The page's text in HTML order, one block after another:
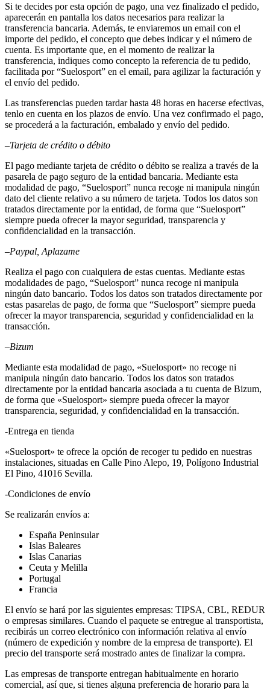
Si te decides por esta opción de pago, una vez finalizado el pedido,
aparecerán en pantalla los datos necesarios para realizar la
transferencia bancaria. Además, te enviaremos un email con el
importe del pedido, el concepto que debes indicar y el número de
cuenta. Es importante que, en el momento de realizar la
transferencia, indiques como concepto la referencia de tu pedido,
facilitada por “Suelosport” en el email, para agilizar la facturación y
el envío del pedido.
Las transferencias pueden tardar hasta 48 horas en hacerse efectivas,
tenlo en cuenta en los plazos de envío. Una vez confirmado el pago,
se procederá a la facturación, embalado y envío del pedido.
–Tarjeta de crédito o débito
El pago mediante tarjeta de crédito o débito se realiza a través de la
pasarela de pago seguro de la entidad bancaria. Mediante esta
modalidad de pago, “Suelosport” nunca recoge ni manipula ningún
dato del cliente relativo a su número de tarjeta. Todos los datos son
tratados directamente por la entidad, de forma que “Suelosport”
siempre pueda ofrecer la mayor seguridad, transparencia y
confidencialidad en la transacción.
–Paypal, Aplazame
Realiza el pago con cualquiera de estas cuentas. Mediante estas
modalidades de pago, “Suelosport” nunca recoge ni manipula
ningún dato bancario. Todos los datos son tratados directamente por
estas pasarelas de pago, de forma que “Suelosport” siempre pueda
ofrecer la mayor transparencia, seguridad y confidencialidad en la
transacción.
–Bizum
Mediante esta modalidad de pago, «Suelosport» no recoge ni
manipula ningún dato bancario. Todos los datos son tratados
directamente por la entidad bancaria asociada a tu cuenta de Bizum,
de forma que «Suelosport» siempre pueda ofrecer la mayor
transparencia, seguridad, y confidencialidad en la transacción.
-Entrega en tienda
«Suelosport» te ofrece la opción de recoger tu pedido en nuestras
instalaciones, situadas en Calle Pino Alepo, 19, Polígono Industrial
El Pino, 41016 Sevilla.
-Condiciones de envío
Se realizarán envíos a:
España Peninsular
Islas Baleares
Islas Canarias
Ceuta y Melilla
Portugal
Francia
El envío se hará por las siguientes empresas: TIPSA, CBL, REDUR
o empresas similares. Cuando el paquete se entregue al transportista,
recibirás un correo electrónico con información relativa al envío
(número de expedición y nombre de la empresa de transporte). El
precio del transporte será mostrado antes de finalizar la compra.
Las empresas de transporte entregan habitualmente en horario
comercial, así que, si tienes alguna preferencia de horario para la